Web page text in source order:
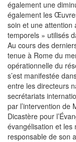
également une
également les
soin et une attention
temporels » utilisés
Au cours des
tenue à Rome du
opérationnelle du
s’est manifestée
entre les directeurs
secrétariats
par l’intervention de
Dicastère pour
évangélisation et les
responsable de son